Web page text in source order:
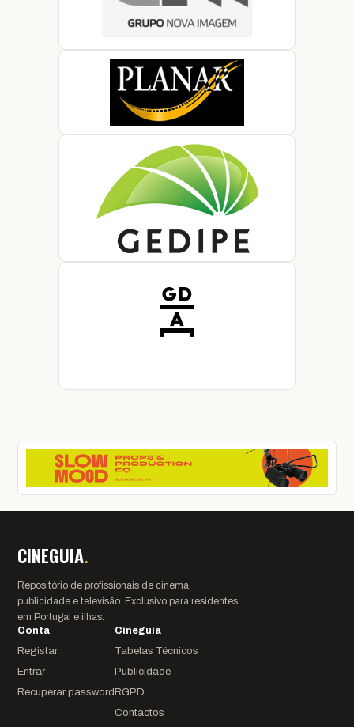
CINEGUIA.
Repositório de profissionais de cinema,
publicidade e televisão. Exclusivo para residentes
em Portugal e ilhas.
Conta
Registar
Entrar
Recuperar password
Cineguia
Tabelas Técnicos
Publicidade
RGPD
Contactos